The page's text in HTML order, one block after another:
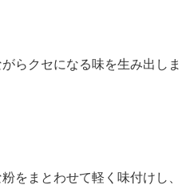
らクセになる味を生み出しま
をまとわせて軽く味付けし、